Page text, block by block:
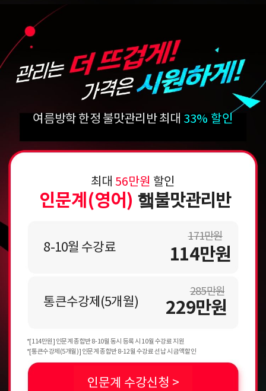
여름방학 한정 불맛관리반 최대 33% 할인
인문계 수강신청 >
인문계(영어) 햌불맛관리반
최대 56만원 할인
8-10월 수강료 114만원
171만원
통큰수강제(5개월) 229만원
285만원
*[114만원] 인문계 종합반 8-10월 동시 등록 시 10월 수강료 지원
*[통큰수강제(5개월)] 인문계 종합반 8-12월 수강료 선납 시 금액할인